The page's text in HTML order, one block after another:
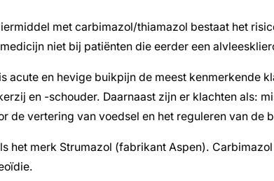
met carbimazol/thiamazol bestaat het
niet bij patiënten die eerder een
acute en hevige buikpijn de meest
en -schouder. Daarnaast zijn er klachten als:
de vertering van voedsel en het reguleren van de
het merk Strumazol (fabrikant Aspen).